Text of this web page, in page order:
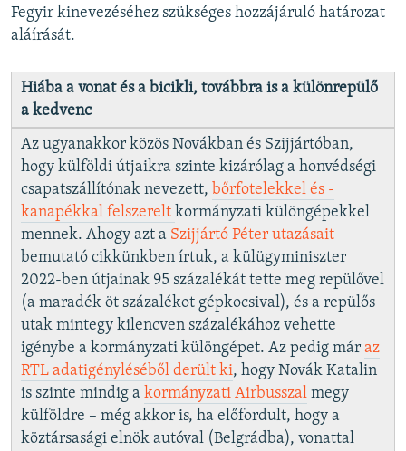
Fegyir kinevezéséhez szükséges hozzájáruló határozat
aláírását.
Hiába a vonat és a bicikli, továbbra is a különrepülő
a kedvenc
Az ugyanakkor közös Novákban és Szijjártóban,
hogy külföldi útjaikra szinte kizárólag a honvédségi
csapatszállítónak nevezett, bőrfotelekkel és -
kanapékkal felszerelt kormányzati különgépekkel
mennek. Ahogy azt a Szijjártó Péter utazásait
bemutató cikkünkben írtuk, a külügyminiszter
2022-ben útjainak 95 százalékát tette meg repülővel
(a maradék öt százalékot gépkocsival), és a repülős
utak mintegy kilencven százalékához vehette
igénybe a kormányzati különgépet. Az pedig már az
RTL adatigényléséből derült ki, hogy Novák Katalin
is szinte mindig a kormányzati Airbusszal megy
külföldre – még akkor is, ha előfordult, hogy a
köztársasági elnök autóval (Belgrádba), vonattal